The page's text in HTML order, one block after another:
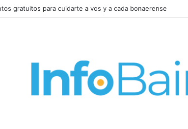
el capítulo sobre la Ley de Tierras para salvar el proyecto